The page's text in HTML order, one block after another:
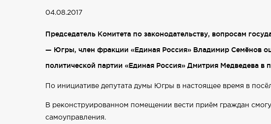
04.08.2017
Председатель Комитета по законодательству, вопросам
— Югры, член фракции «Единая Россия» Владимир Семёнов
политической партии «Единая Россия» Дмитрия Медведева
По инициативе депутата думы Югры в настоящее время в
В реконструированном помещении вести приём граждан
самоуправления.